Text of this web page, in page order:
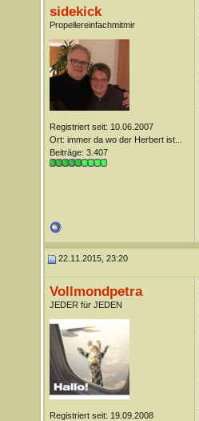
sidekick
Propellereinfachmitmir
Registriert seit: 10.06.2007
Ort: immer da wo der Herbert ist...
Beiträge: 3.407
22.11.2015, 23:20
Vollmondpetra
JEDER für JEDEN
Registriert seit: 19.09.2008